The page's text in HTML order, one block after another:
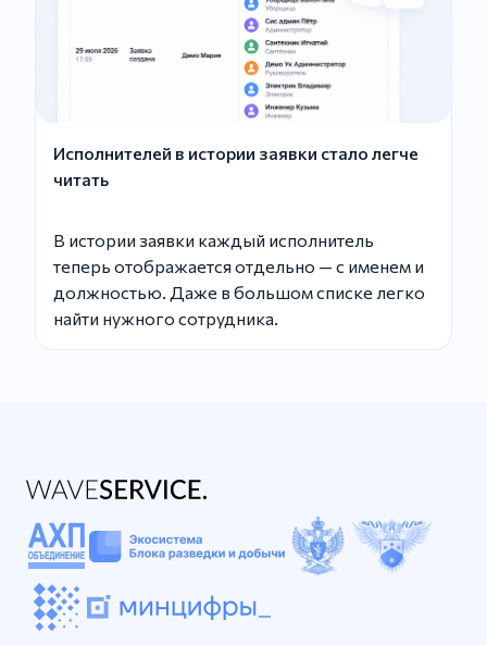
Исполнителей в истории заявки стало легче
читать
В истории заявки каждый исполнитель
теперь отображается отдельно — с именем и
должностью. Даже в большом списке легко
найти нужного сотрудника.